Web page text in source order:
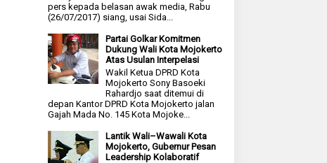
pers kepada belasan awak media, Rabu
(26/07/2017) siang, usai Sida...
Partai Golkar Komitmen
Dukung Wali Kota Mojokerto
Atas Usulan Interpelasi
Wakil Ketua DPRD Kota
Mojokerto Sony Basoeki
Rahardjo saat ditemui di
depan Kantor DPRD Kota Mojokerto jalan
Gajah Mada No. 145 Kota Mojoke...
Lantik Wali–Wawali Kota
Mojokerto, Gubernur Pesan
Leadership Kolaboratif